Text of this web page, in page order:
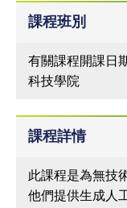
課程班別
有關課程開課日
科技學院
課程詳情
此課程是為無技
他們提供生成人